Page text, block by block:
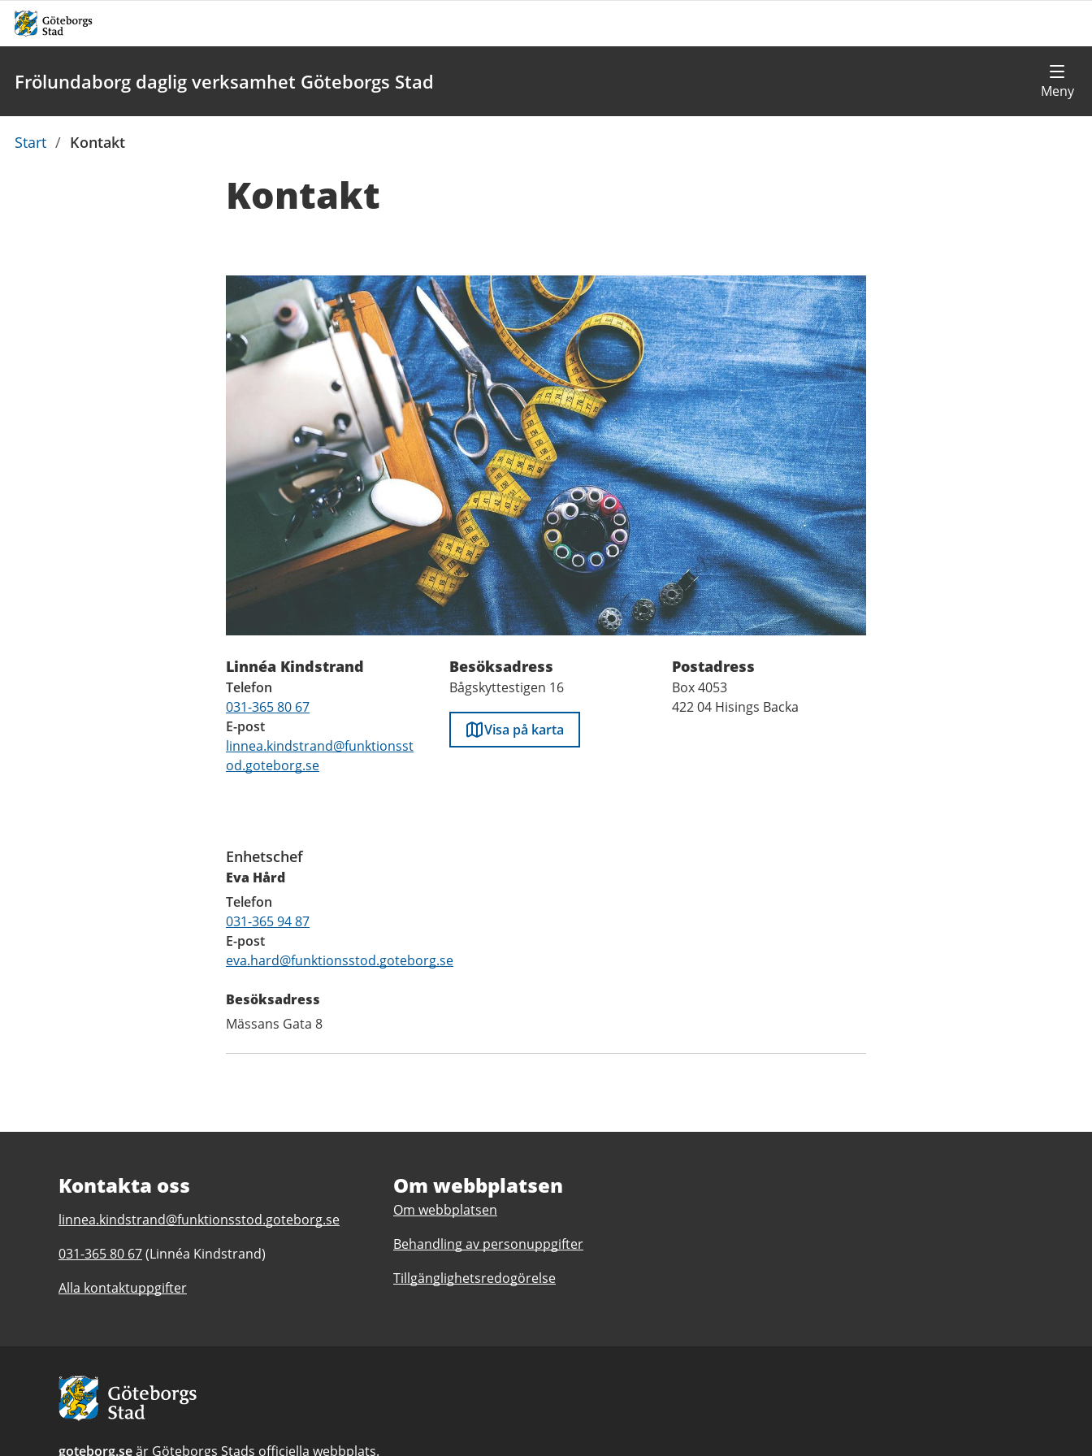
Frölundaborg daglig verksamhet Göteborgs Stad
Du
Start / Kontakt
Kontakt
Kontaktuppgifter
Linnéa Kindstrand
Telefon
031-365 80 67
E-post
linnea.kindstrand@funktionsst
od.goteborg.se
Besöksadress
Bågskyttestigen 16
Visa på karta
Postadress
Box 4053
422 04 Hisings Backa
Enhetschef
Eva Hård
Telefon
031-365 94 87
E-post
eva.hard@funktionsstod.goteborg.se
Besöksadress
Mässans Gata 8
Kontakta oss
E-
till
Frölundaborg
daglig
linnea.kindstrand@funktionsstod.goteborg.se
Telefonnummer
Frölundaborg
031-365 80 67(Linnéa Kindstrand)
Alla kontaktuppgifter
Om webbplatsen
Om webbplatsen
Behandling av personuppgifter
Tillgänglighetsredogörelse
Avsändare:
Göteborgs
Stad
goteborg.seär Göteborgs Stads officiella webbplats.